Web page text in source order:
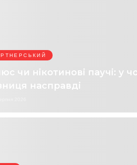
чи нікотинові паучі: у
насправді